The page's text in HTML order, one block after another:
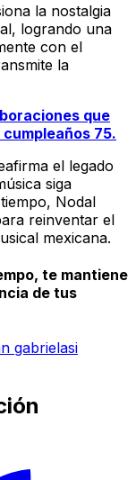
la nostalgia
logrando una
con el
la
que
75.
el legado
siga
Nodal
reinventar el
mexicana.
te mantiene
de tus
gabrielasi